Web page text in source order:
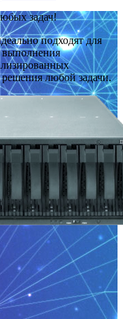
задач!
подходят для
выполнения
любой задачи.